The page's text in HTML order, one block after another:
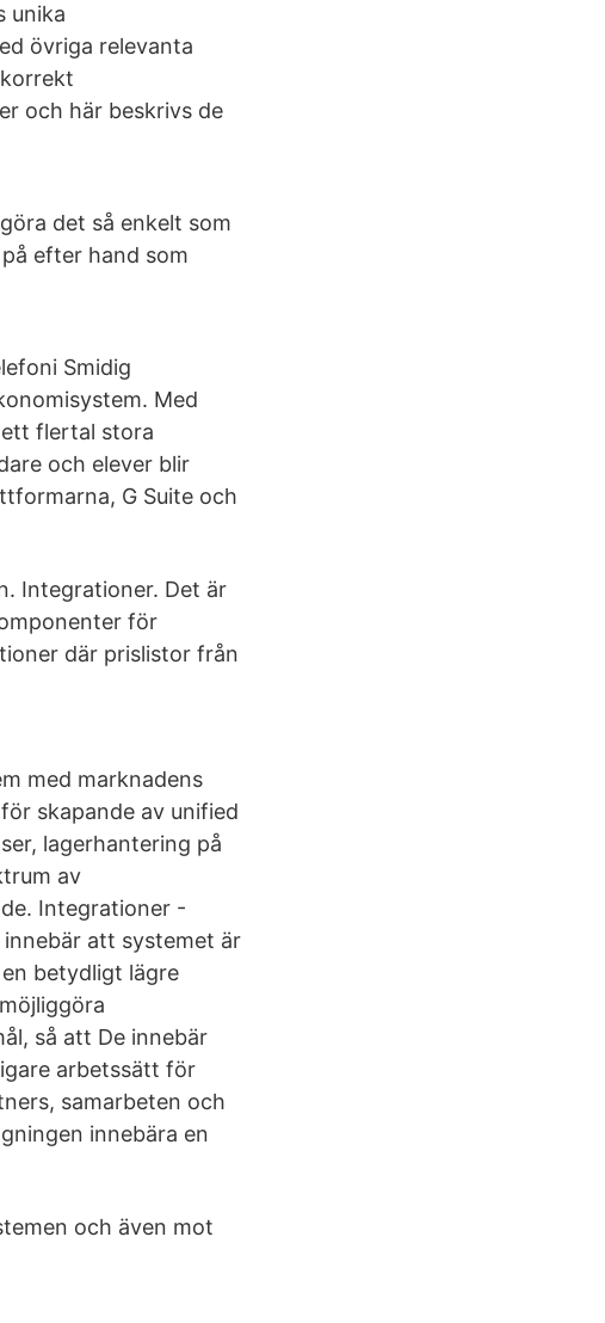
unika
övriga relevanta
och här beskrivs de
det så enkelt som
efter hand som
Smidig
Med
flertal stora
och elever blir
G Suite och
Integrationer. Det är
för
där prislistor från
med marknadens
skapande av unified
lagerhantering på
av
Integrationer -
att systemet är
betydligt lägre
så att De innebär
arbetssätt för
samarbeten och
innebära en
och även mot